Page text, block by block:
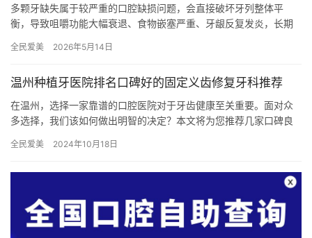
多颗牙缺失属于较严重的口腔缺损问题，会直接破坏牙列整体平
衡，导致咀嚼功能大幅衰退、食物嵌塞严重、牙龈反复发炎，长期
体健康影…
全民爱美 2026年5月14日
温州种植牙医院排名口碑好的固定义齿修复牙科推荐
在温州，选择一家靠谱的口腔医院对于牙齿健康至关重要。面对众
多选择，我们该如何做出明智的决定？本文将为您推荐几家口碑良
到心仪…
全民爱美 2024年10月18日